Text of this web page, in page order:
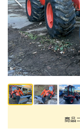
商品